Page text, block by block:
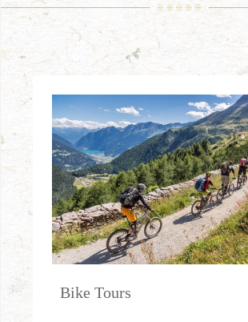
Bike Tours